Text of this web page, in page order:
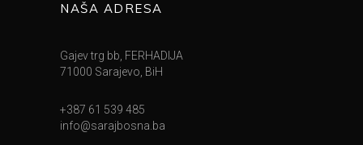
NAŠA ADRESA
Gajev trg bb, FERHADIJA
71000 Sarajevo, BiH
+387 61 539 485
info@sarajbosna.ba